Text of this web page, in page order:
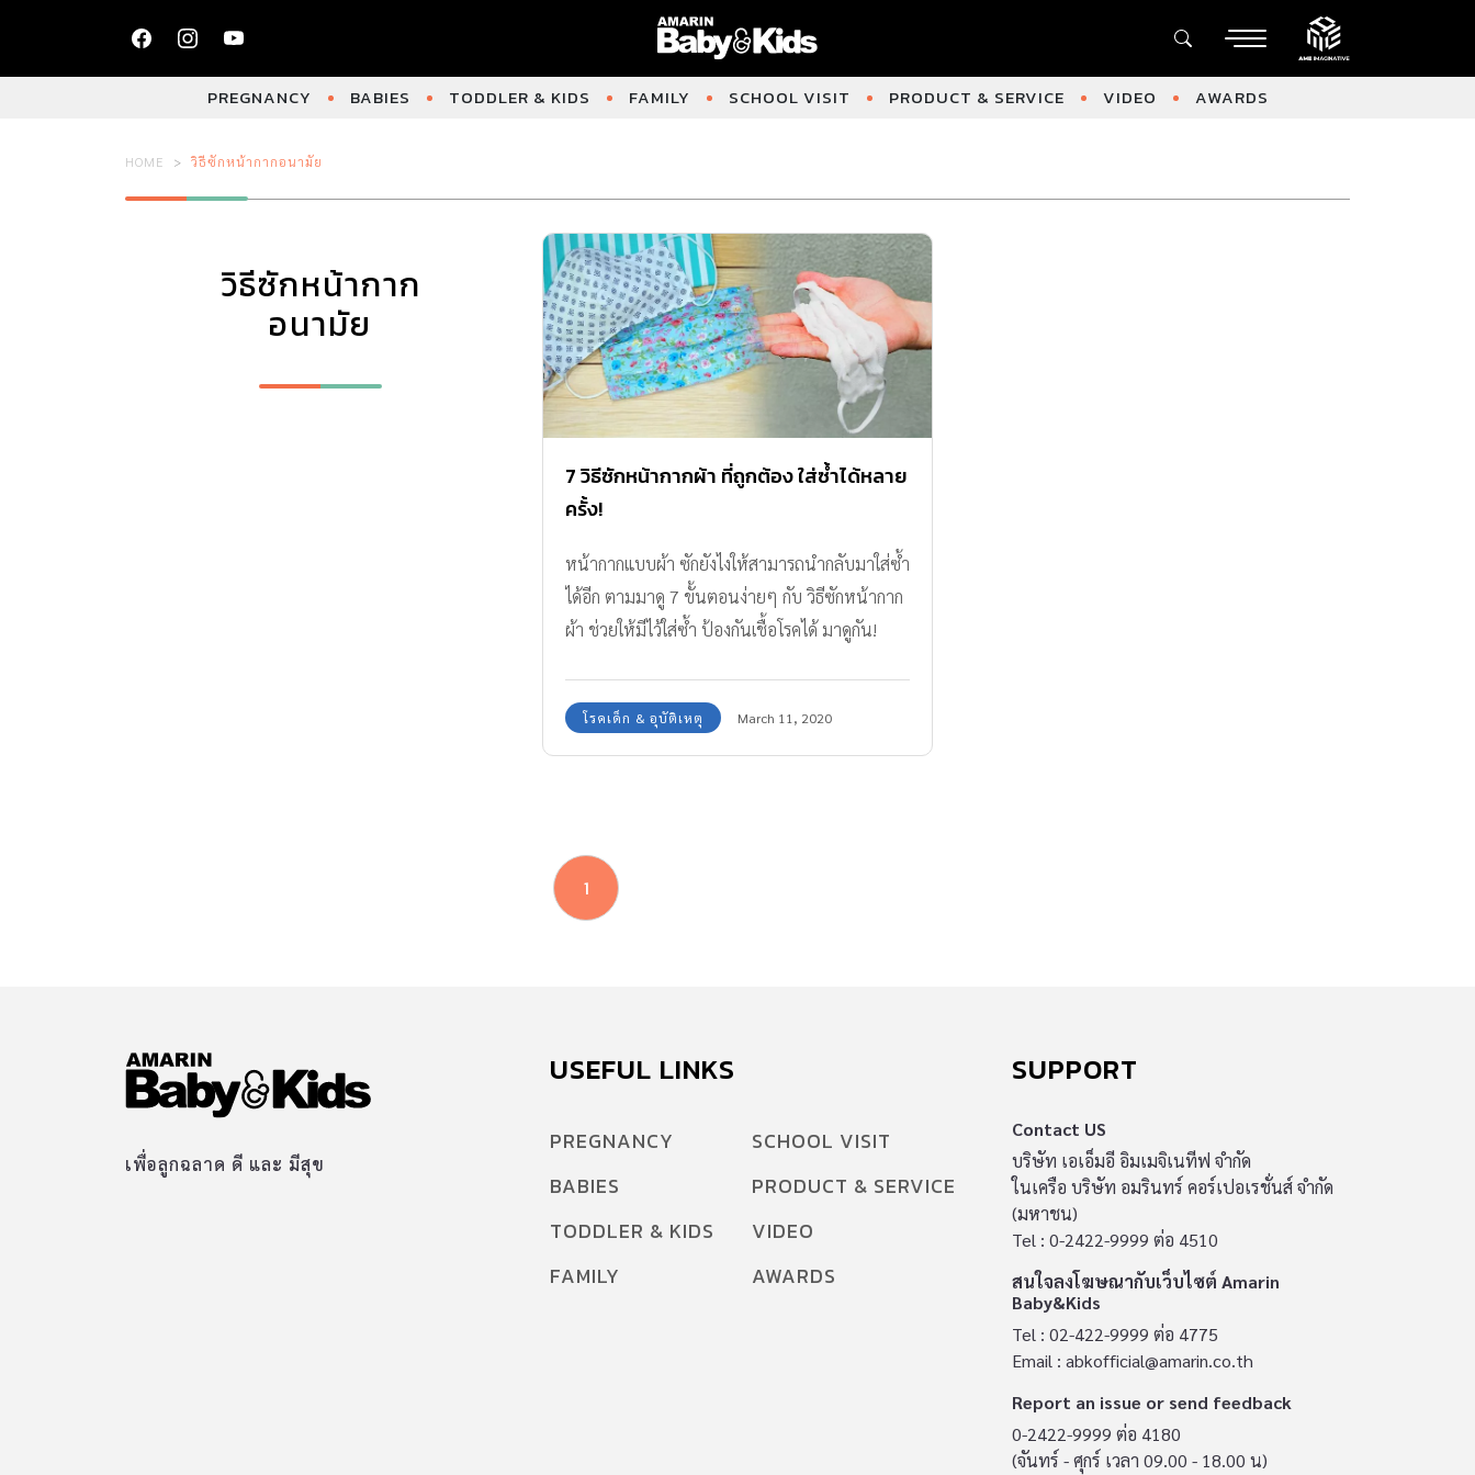
PREGNANCY BABIES TODDLER & KIDS FAMILY SCHOOL VISIT PRODUCT & SERVICE VIDEO AWARDS
HOME วิธีซักหน้ากากอนามัย
วิธีซักหน้ากาก
อนามัย
7 วิธีซักหน้ากากผ้า ที่ถูกต้อง ใส่ซ้ำได้หลาย
ครั้ง!
หน้ากากแบบผ้า ซักยังไงให้สามารถนำกลับมาใส่ซ้ำ
ได้อีก ตามมาดู 7 ขั้นตอนง่ายๆ กับ วิธีซักหน้ากาก
ผ้า ช่วยให้มีไว้ใส่ซ้ำ ป้องกันเชื้อโรคได้ มาดูกัน!
โรคเด็ก & อุบัติเหตุ March 11, 2020
1
เพื่อลูกฉลาด ดี และ มีสุข
USEFUL LINKS
PREGNANCY
BABIES
TODDLER & KIDS
FAMILY
SCHOOL VISIT
PRODUCT & SERVICE
VIDEO
AWARDS
SUPPORT
Contact US
บริษัท เอเอ็มอี อิมเมจิเนทีฟ จำกัด
ในเครือ บริษัท อมรินทร์ คอร์เปอเรชั่นส์ จำกัด
(มหาชน)
Tel : 0-2422-9999 ต่อ 4510
สนใจลงโฆษณากับเว็บไซต์ Amarin
Baby&Kids
Tel : 02-422-9999 ต่อ 4775
Email : abkofficial@amarin.co.th
Report an issue or send feedback
0-2422-9999 ต่อ 4180
(จันทร์ - ศุกร์ เวลา 09.00 - 18.00 น)